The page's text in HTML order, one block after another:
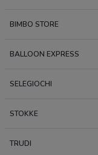
BIMBO STORE
BALLOON EXPRESS
SELEGIOCHI
STOKKE
TRUDI